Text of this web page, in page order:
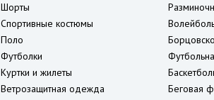
Шорты
Спортивные костюмы
Поло
Футболки
Куртки и жилеты
Ветрозащитная одежда
Беговая